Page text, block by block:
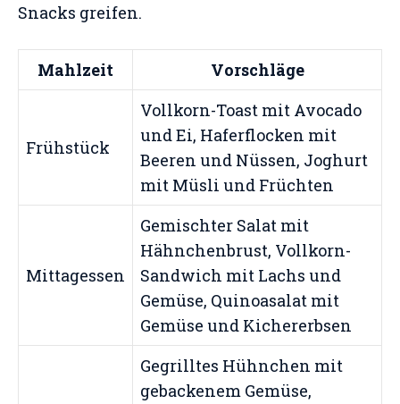
Snacks greifen.
Mahlzeit Vorschläge
Frühstück
Vollkorn-Toast mit Avocado
und Ei, Haferflocken mit
Beeren und Nüssen, Joghurt
mit Müsli und Früchten
Mittagessen
Gemischter Salat mit
Hähnchenbrust, Vollkorn-
Sandwich mit Lachs und
Gemüse, Quinoasalat mit
Gemüse und Kichererbsen
Gegrilltes Hühnchen mit
gebackenem Gemüse,